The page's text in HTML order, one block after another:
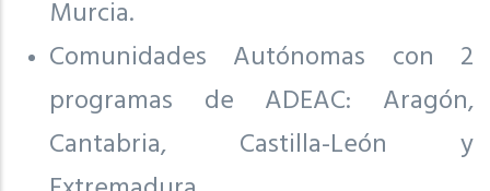
Murcia.
Comunidades Autónomas con 2
programas de ADEAC: Aragón,
Cantabria, Castilla-León y